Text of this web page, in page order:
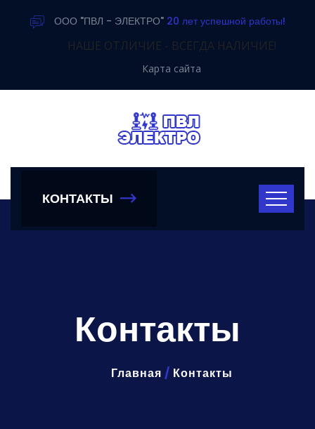
ООО "ПВЛ - ЭЛЕКТРО" 20 лет успешной работы!
НАШЕ ОТЛИЧИЕ - ВСЕГДА НАЛИЧИЕ!
Карта сайта
КОНТАКТЫ
Контакты
Главная / Контакты